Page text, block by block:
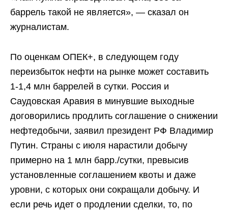
баррель такой не является», — сказал он
журналистам.
По оценкам ОПЕК+, в следующем году
переизбыток нефти на рынке может составить
1-1,4 млн баррелей в сутки. Россия и
Саудовская Аравия в минувшие выходные
договорились продлить соглашение о снижении
нефтедобычи, заявил президент РФ Владимир
Путин. Страны с июля нарастили добычу
примерно на 1 млн барр./сутки, превысив
установленные соглашением квоты и даже
уровни, с которых они сокращали добычу. И
если речь идет о продлении сделки, то, по